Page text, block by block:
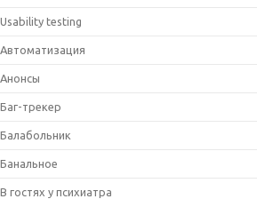
Usability testing
Автоматизация
Анонсы
Баг-трекер
Балабольник
Банальное
В гостях у психиатра